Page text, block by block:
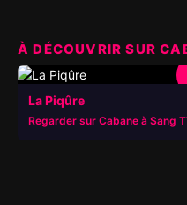
À DÉCOUVRIR SUR
La Piqûre
Regarder sur Cabane à Sang